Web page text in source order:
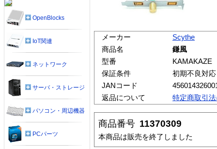
メーカー
Scythe
商品名
鎌風
型番
KAMAKAZE
保証条件
初期不良対
JANコード
返品について
特定商取引
商品番号 11370309
本商品は販売を終了しました
OpenBlocks
IoT関連
ネットワーク
サーバ・ストレージ
パソコン・周辺機器
PCパーツ